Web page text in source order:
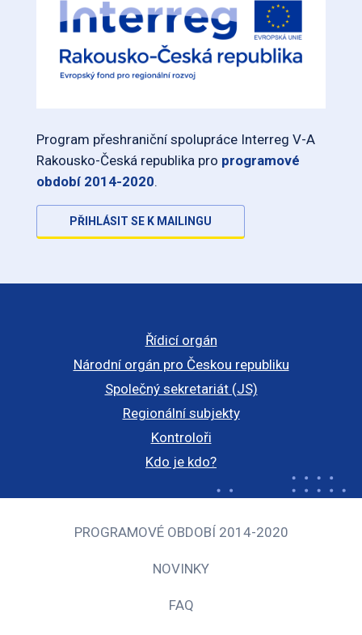
Program přeshraniční spolupráce Interreg V-A
Rakousko-Česká republika pro programové
období 2014-2020.
PŘIHLÁSIT SE K MAILINGU
Řídicí orgán
Národní orgán pro Českou republiku
Společný sekretariát (JS)
Regionální subjekty
Kontroloři
Kdo je kdo?
PROGRAMOVÉ OBDOBÍ 2014-2020
NOVINKY
FAQ